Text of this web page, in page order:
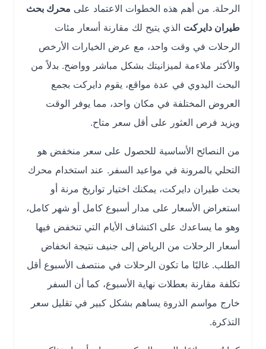
الرحلة. من أهم هذه الخطوات الاعتماد علىمحرك بحث
طيران دايركتالذي يتيح لك مقارنة أسعار مئات
الرحلات في وقت واحد، مع عرض الخيارات الأرخص
والأكثر ملاءمة لميزانيتك بشكل مباشر وواضح. بدلاً من
البحث اليدوي في عدة مواقع، يقوم دايركت بجمع
العروض المختلفة في مكان واحد، مما يوفر الوقت
ويزيد فرص العثور على أقل سعر متاح.
من النصائح الأساسية للحصول على سعر منخفض هو
التحلي بالمرونة في مواعيد السفر. عند استخدام محرك
بحث طيران دايركت، يمكنك اختيار تواريخ مرنة أو
استعراض الأسعار على مدار أسبوع كامل أو شهر كامل،
وهو ما يساعدك على اكتشاف الأيام التي تنخفض فيها
أسعار الرحلات من الرياض إلى جنيف نتيجة انخفاض
الطلب. غالبًا ما تكون الرحلات في منتصف الأسبوع أقل
تكلفة مقارنة بعطلات نهاية الأسبوع، كما أن السفر
خارج مواسم الذروة يساهم بشكل كبير في تقليل سعر
التذكرة.